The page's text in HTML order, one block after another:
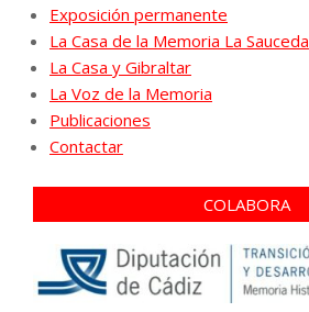
Exposición permanente
La Casa de la Memoria La Sauceda
La Casa y Gibraltar
La Voz de la Memoria
Publicaciones
Contactar
COLABORA